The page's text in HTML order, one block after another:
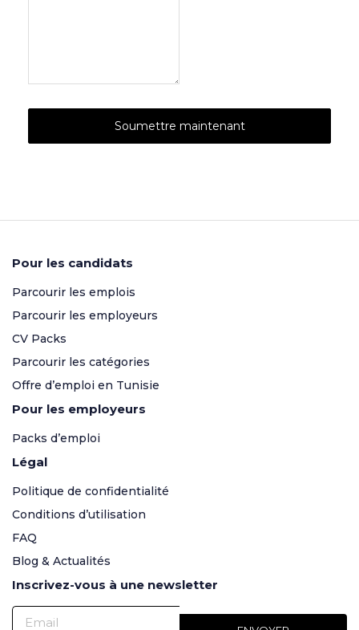
Pour les candidats
Parcourir les emplois
Parcourir les employeurs
CV Packs
Parcourir les catégories
Offre d’emploi en Tunisie
Pour les employeurs
Packs d’emploi
Légal
Politique de confidentialité
Conditions d’utilisation
FAQ
Blog & Actualités
Inscrivez-vous à une newsletter